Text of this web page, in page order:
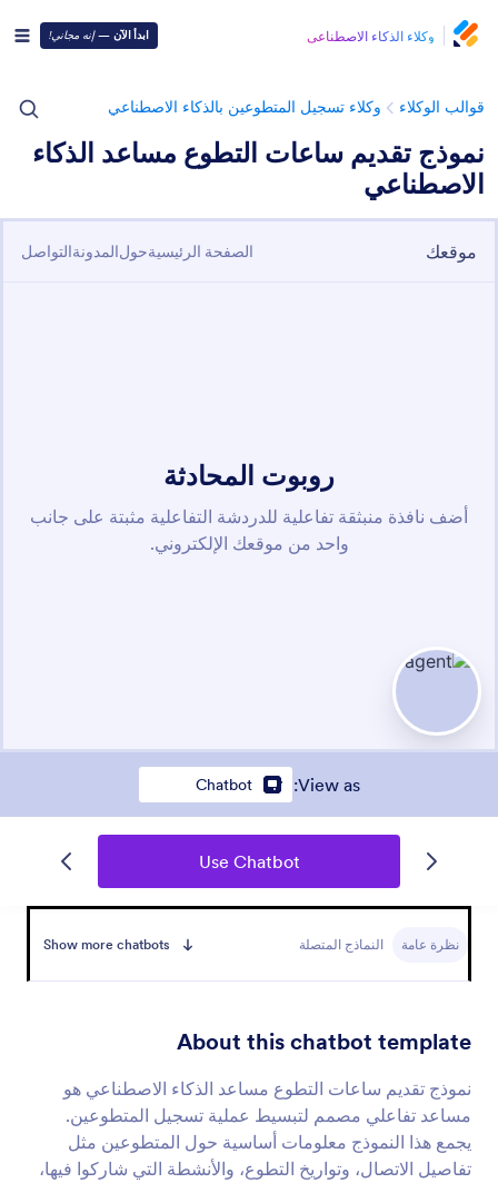
وكلاء الذكاء الاصطناعي ابدأ الآن —إنه مجاني!
قوالب الوكلاء وكلاء تسجيل المتطوعين بالذكاء الاصطناعي
نموذج تقديم ساعات التطوع مساعد الذكاء
الاصطناعي
View as
:
Chatbot
Use Chatbot
نظرة عامة النماذج المتصلة Show more chatbots
About this chatbot template
نموذج تقديم ساعات التطوع مساعد الذكاء الاصطناعي هو
مساعد تفاعلي مصمم لتبسيط عملية تسجيل المتطوعين.
يجمع هذا النموذج معلومات أساسية حول المتطوعين مثل
تفاصيل الاتصال، وتواريخ التطوع، والأنشطة التي شاركوا فيها،